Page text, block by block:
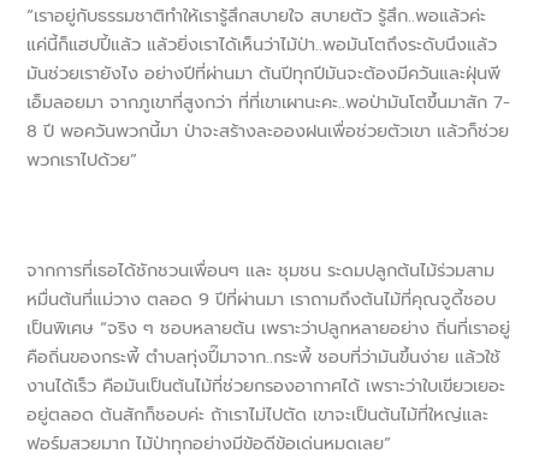
“เราอยู่กับธรรมชาติทำให้เรารู้สึกสบายใจ สบายตัว รู้สึก..พอแล้วค่ะ
แค่นี้ก็แฮปปี้แล้ว แล้วยิ่งเราได้เห็นว่าไม้ป่า..พอมันโตถึงระดับนึงแล้ว
มันช่วยเรายังไง อย่างปีที่ผ่านมา ต้นปีทุกปีมันจะต้องมีควันและฝุ่นพี
เอ็มลอยมา จากภูเขาที่สูงกว่า ที่ที่เขาเผานะคะ..พอป่ามันโตขึ้นมาสัก 7-
8 ปี พอควันพวกนี้มา ป่าจะสร้างละอองฝนเพื่อช่วยตัวเขา แล้วก็ช่วย
พวกเราไปด้วย”
จากการที่เธอได้ชักชวนเพื่อนๆ และ ชุมชน ระดมปลูกต้นไม้ร่วมสาม
หมื่นต้นที่แม่วาง ตลอด 9 ปีที่ผ่านมา เราถามถึงต้นไม้ที่คุณจูดี้ชอบ
เป็นพิเศษ “จริง ๆ ชอบหลายต้น เพราะว่าปลูกหลายอย่าง ถิ่นที่เราอยู่
คือถิ่นของกระพี้ ตำบลทุ่งปี๊มาจาก..กระพี้ ชอบที่ว่ามันขึ้นง่าย แล้วใช้
งานได้เร็ว คือมันเป็นต้นไม้ที่ช่วยกรองอากาศได้ เพราะว่าใบเขียวเยอะ
อยู่ตลอด ต้นสักก็ชอบค่ะ ถ้าเราไม่ไปตัด เขาจะเป็นต้นไม้ที่ใหญ่และ
ฟอร์มสวยมาก ไม้ป่าทุกอย่างมีข้อดีข้อเด่นหมดเลย”